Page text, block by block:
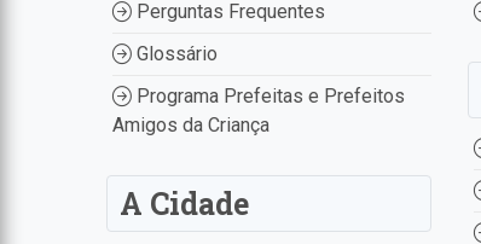
Perguntas Frequentes
Glossário
Programa Prefeitas e Prefeitos
Amigos da Criança
A Cidade